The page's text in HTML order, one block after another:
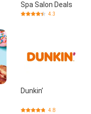
Spa Salon Deals
4.3
Dunkin’
4.8